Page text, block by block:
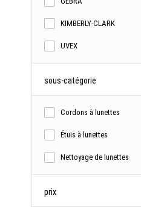
KIMBERLY-CLARK
UVEX
sous-catégorie
Cordons à lunettes
Étuis à lunettes
Nettoyage de lunettes
prix